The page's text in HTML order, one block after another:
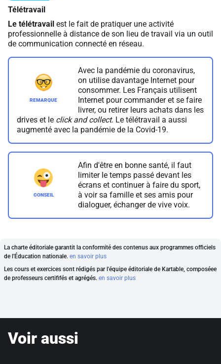
Télétravail
Le télétravail est le fait de pratiquer une activité
professionnelle à distance de son lieu de travail via un outil
de communication connecté en réseau.
Avec la pandémie du coronavirus,
on utilise davantage Internet pour
consommer. Les Français utilisent
Internet pour commander et se faire
livrer, ou retirer leurs achats dans les
drives et le click and collect. Le télétravail a aussi
augmenté avec la pandémie de la Covid-19.
Afin d'être en bonne santé, il faut
limiter le temps passé devant les
écrans et continuer à faire du sport,
à voir sa famille et ses amis pour
dialoguer, échanger de vive voix.
La charte éditoriale garantit la conformité des contenus aux programmes officiels
de l'Éducation nationale. en savoir plus
Les cours et exercices sont rédigés par l'équipe éditoriale de Kartable, composéee
de professeurs certififés et agrégés. en savoir plus
Voir aussi